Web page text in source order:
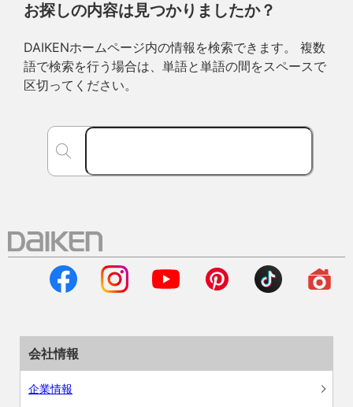
お探しの内容は見つかりましたか？
DAIKENホームページ内の情報を検索できます。 複数
語で検索を行う場合は、単語と単語の間をスペースで
区切ってください。
会社情報
企業情報